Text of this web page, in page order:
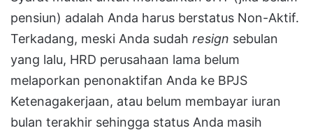
pensiun) adalah Anda harus berstatus Non-Aktif.
Terkadang, meski Anda sudah resign sebulan
yang lalu, HRD perusahaan lama belum
melaporkan penonaktifan Anda ke BPJS
Ketenagakerjaan, atau belum membayar iuran
bulan terakhir sehingga status Anda masih